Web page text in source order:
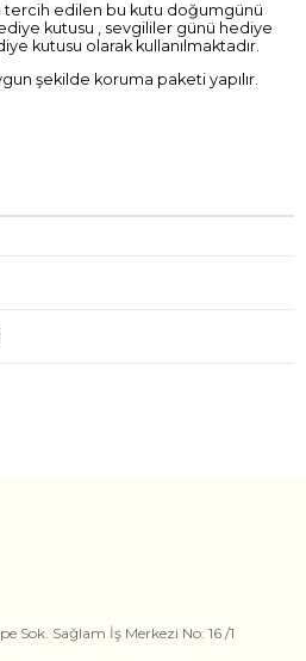
edilen bu kutu doğumgünü
kutusu , sevgililer günü hediye
kutusu olarak kullanılmaktadır.
şekilde koruma paketi yapılır.
Sok. Sağlam İş Merkezi No: 16 /1